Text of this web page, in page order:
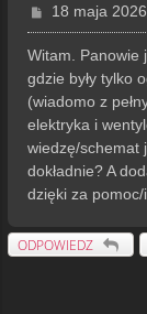
P
o
s
18 maja
Witam. Panowie
gdzie były tylko
(wiadomo z
elektryka i
wiedzę/schemat
dokładnie? A
dzięki za pomoc/
ODPOWIEDZ